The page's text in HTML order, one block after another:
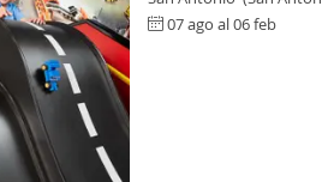
07 ago al 06 feb